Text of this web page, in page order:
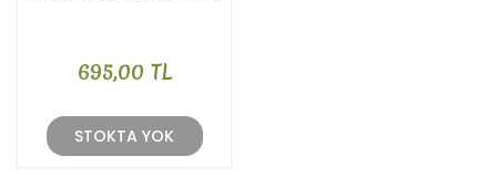
695,00 TL
STOKTA YOK